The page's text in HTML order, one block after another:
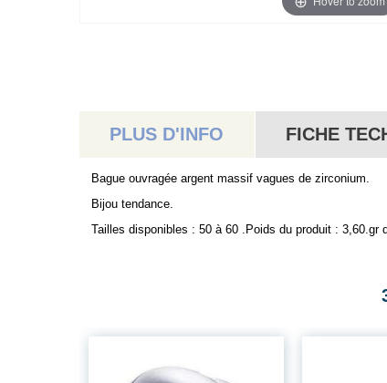
PLUS D'INFO FICHE
Bague ouvragée argent massif vagues de zirconium.
Bijou tendance.
Tailles disponibles : 50 à 60 .Poids du produit : 3,60.gr